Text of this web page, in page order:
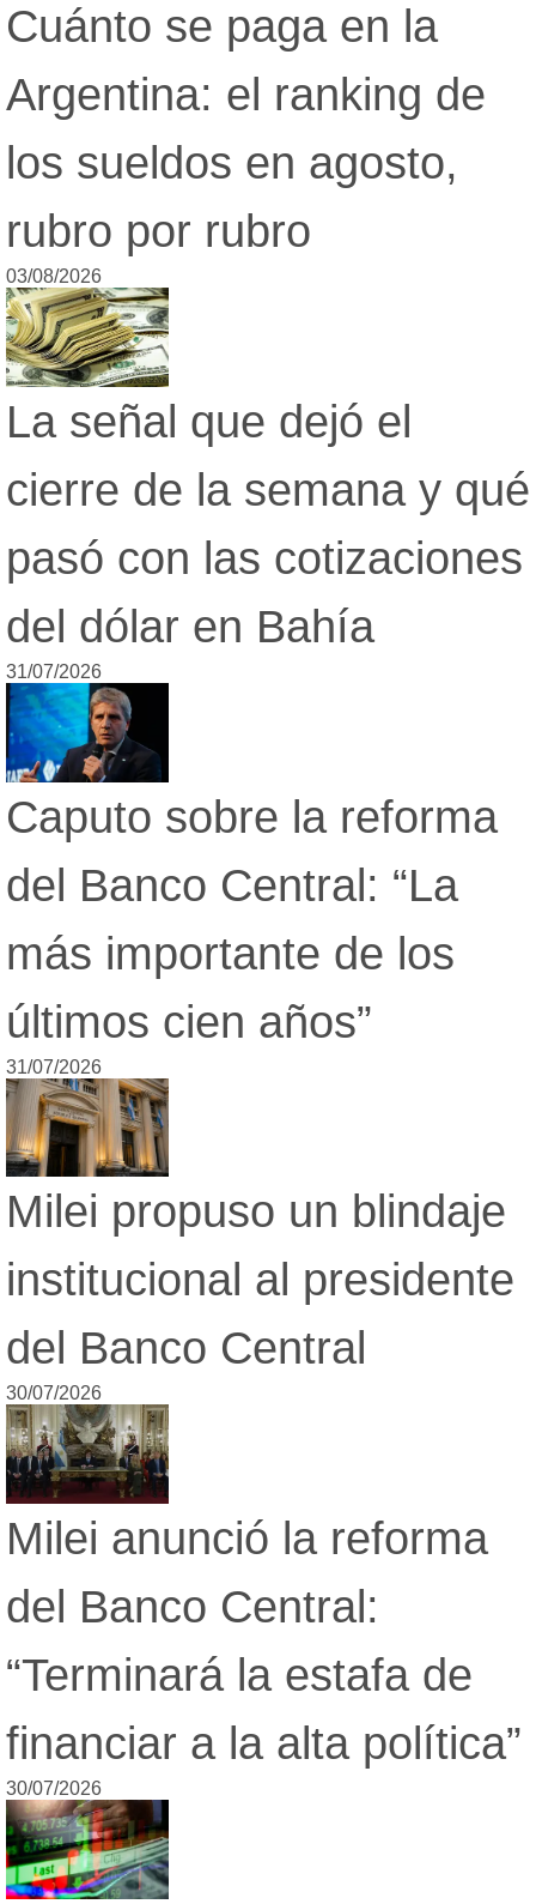
Cuánto se paga en la
Argentina: el ranking de
los sueldos en agosto,
rubro por rubro
03/08/2026
La señal que dejó el
cierre de la semana y qué
pasó con las cotizaciones
del dólar en Bahía
31/07/2026
Caputo sobre la reforma
del Banco Central: “La
más importante de los
últimos cien años”
31/07/2026
Milei propuso un blindaje
institucional al presidente
del Banco Central
30/07/2026
Milei anunció la reforma
del Banco Central:
“Terminará la estafa de
financiar a la alta política”
30/07/2026